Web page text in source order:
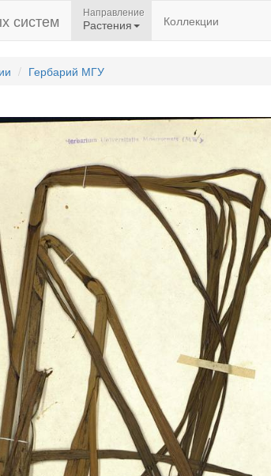
систем Направление
Растения Коллекции
Гербарий МГУ